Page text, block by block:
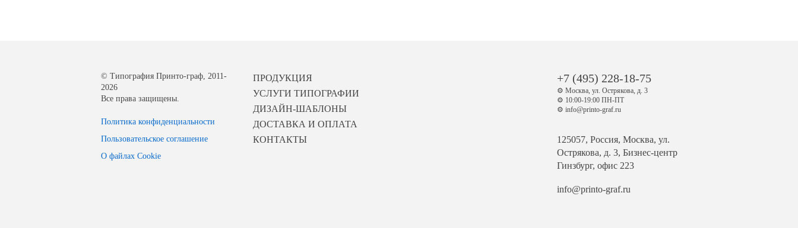
© Типография Принто-граф, 2011-
2026
Все права защищены.
Политика конфиденциальности
Пользовательское соглашение
О файлах Cookie
ПРОДУКЦИЯ
УСЛУГИ ТИПОГРАФИИ
ДИЗАЙН-ШАБЛОНЫ
ДОСТАВКА И ОПЛАТА
КОНТАКТЫ
+7 (495) 228-18-75
⚙️ Москва, ул. Острякова, д. 3
⚙️ 10:00-19:00 ПН-ПТ
⚙️ info@printo-graf.ru
125057, Россия, Москва, ул.
Острякова, д. 3, Бизнес-центр
Гинзбург, офис 223
info@printo-graf.ru